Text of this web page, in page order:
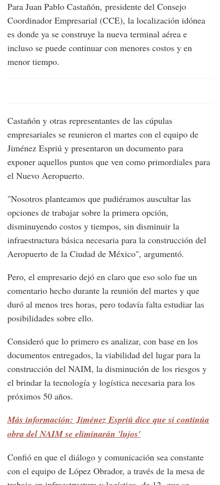
Para Juan Pablo Castañón, presidente del Consejo
Coordinador Empresarial (CCE), la localización idónea
es donde ya se construye la nueva terminal aérea e
incluso se puede continuar con menores costos y en
menor tiempo.
Castañón y otras representantes de las cúpulas
empresariales se reunieron el martes con el equipo de
Jiménez Espriú y presentaron un documento para
exponer aquellos puntos que ven como primordiales para
el Nuevo Aeropuerto.
"Nosotros planteamos que pudiéramos auscultar las
opciones de trabajar sobre la primera opción,
disminuyendo costos y tiempos, sin disminuir la
infraestructura básica necesaria para la construcción del
Aeropuerto de la Ciudad de México", argumentó.
Pero, el empresario dejó en claro que eso solo fue un
comentario hecho durante la reunión del martes y que
duró al menos tres horas, pero todavía falta estudiar las
posibilidades sobre ello.
Consideró que lo primero es analizar, con base en los
documentos entregados, la viabilidad del lugar para la
construcción del NAIM, la disminución de los riesgos y
el brindar la tecnología y logística necesaria para los
próximos 50 años.
Más información: Jiménez Espriú dice que si continúa
obra del NAIM se eliminarán 'lujos'
Confió en que el diálogo y comunicación sea constante
con el equipo de López Obrador, a través de la mesa de